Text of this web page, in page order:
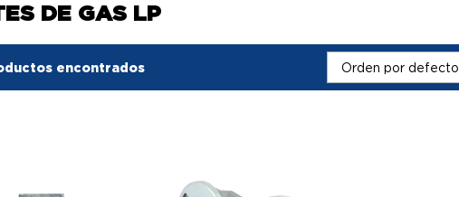
DE GAS LP
encontrados Orden por defecto